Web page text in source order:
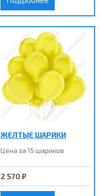
ЖЕЛТЫЕ ШАРИКИ
Цена за 15 шариков
2 570 ₽